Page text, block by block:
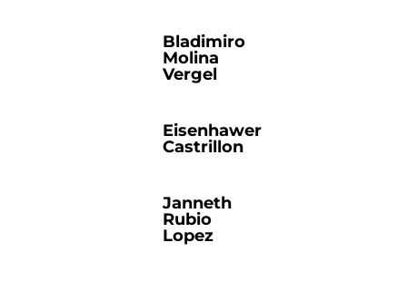
Bladimiro
Molina
Vergel
Eisenhawer
Castrillon
Janneth
Rubio
Lopez